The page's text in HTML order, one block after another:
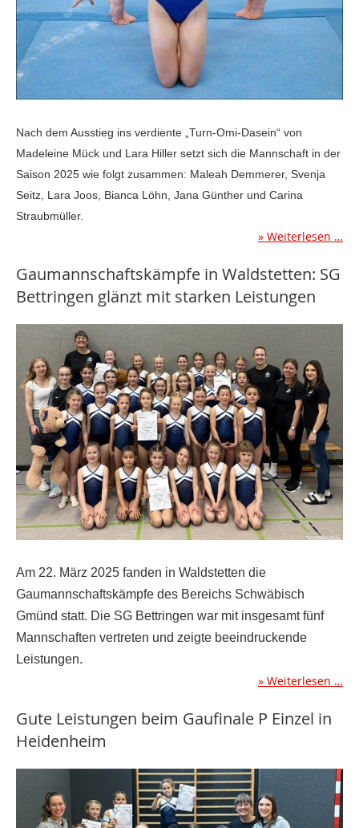
Nach dem Ausstieg ins verdiente „Turn-Omi-Dasein“ von
Madeleine Mück und Lara Hiller setzt sich die Mannschaft in der
Saison 2025 wie folgt zusammen: Maleah Demmerer, Svenja
Seitz, Lara Joos, Bianca Löhn, Jana Günther und Carina
Straubmüller.
Weiterlesen …
Gaumannschaftskämpfe in Waldstetten: SG
Bettringen glänzt mit starken Leistungen
Am 22. März 2025 fanden in Waldstetten die
Gaumannschaftskämpfe des Bereichs Schwäbisch
Gmünd statt. Die SG Bettringen war mit insgesamt fünf
Mannschaften vertreten und zeigte beeindruckende
Leistungen.
Weiterlesen …
Gute Leistungen beim Gaufinale P Einzel in
Heidenheim